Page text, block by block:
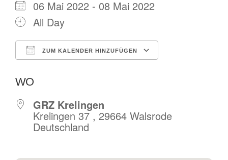
06 Mai 2022 - 08 Mai 2022
All Day
ZUM KALENDER HINZUFÜGEN
WO
GRZ Krelingen
Krelingen 37 , 29664 Walsrode
Deutschland